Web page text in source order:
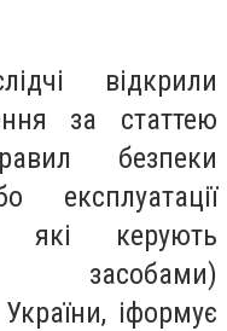
відкрили
за статтею
безпеки
експлуатації
які керують
засобами)
іформує